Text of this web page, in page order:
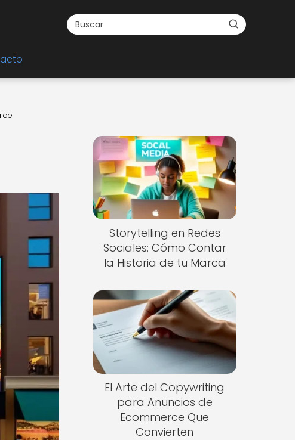
Storytelling en Redes
Sociales: Cómo Contar
la Historia de tu Marca
El Arte del Copywriting
para Anuncios de
Ecommerce Que
Convierten